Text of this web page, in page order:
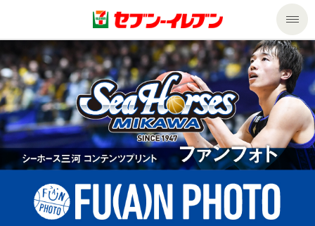
商品のご案内
商品のご案内トップ
今週の新商品
商品カテゴリ一覧
セール・キャンペーン
サービス
nanacoトップ
企業情報トップ
私たちの取組み